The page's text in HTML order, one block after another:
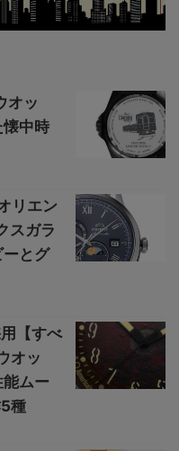
オッ
中時
リエン
スガラ
とグ
【すべ
オッ
ムー
種